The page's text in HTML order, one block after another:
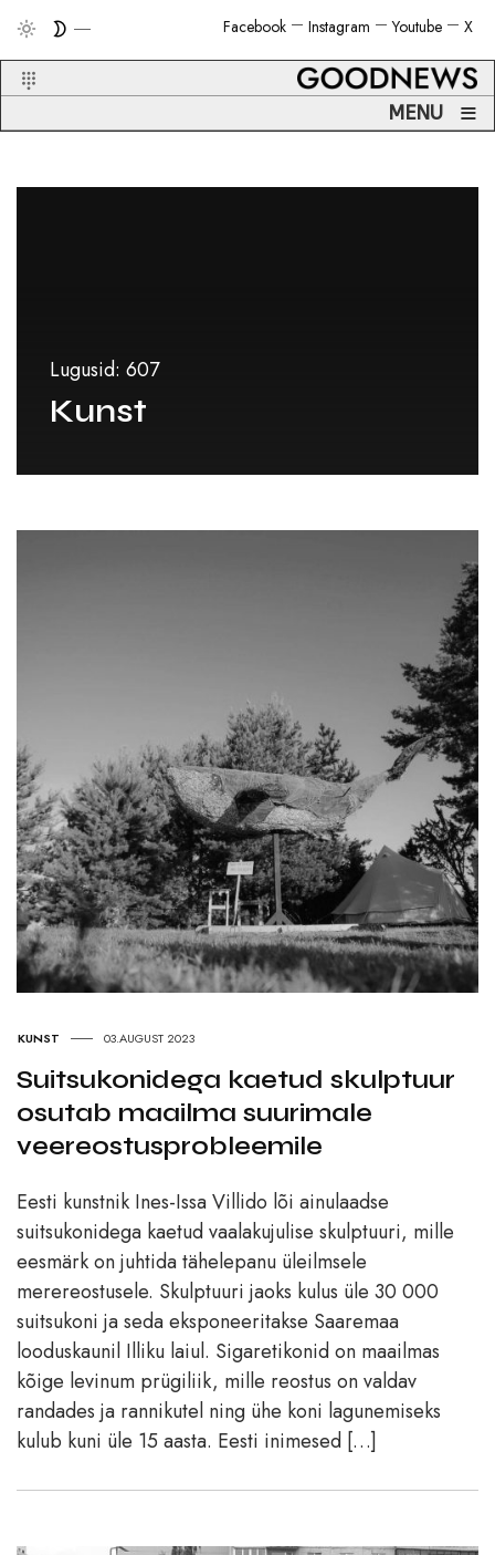
X
Youtube
Instagram
Facebook
MENU ≡
Lugusid: 607
Kunst
KUNST 03.AUGUST 2023
Suitsukonidega kaetud skulptuur
osutab maailma suurimale
veereostusprobleemile
Eesti kunstnik Ines-Issa Villido lõi ainulaadse
suitsukonidega kaetud vaalakujulise skulptuuri, mille
eesmärk on juhtida tähelepanu üleilmsele
merereostusele. Skulptuuri jaoks kulus üle 30 000
suitsukoni ja seda eksponeeritakse Saaremaa
looduskaunil Illiku laiul. Sigaretikonid on maailmas
kõige levinum prügiliik, mille reostus on valdav
randades ja rannikutel ning ühe koni lagunemiseks
kulub kuni üle 15 aasta. Eesti inimesed […]